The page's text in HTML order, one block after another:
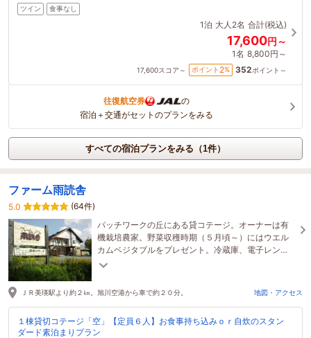
ツイン 食事なし
1泊 大人2名 合計(税込)
17,600円～
1名 8,800円～
17,600スコア～ ポイント 2% 352ポイント～
往復航空券
の
宿泊＋交通がセットのプランをみる
すべての宿泊プランをみる（1件）
ファーム雨読舎
5.0
(64件)
パッチワークの丘にある貸コテージ。オーナーは有
機栽培農家。野菜収穫時期（５月頃～）にはウエル
カムベジタブルをプレゼント。冷蔵庫、電子レン
ジ、調理器具完備。丘巡りの拠点に。冬は満天の星
ＪＲ美瑛駅より約２㎞。旭川空港から車で約２０分。 地図・アクセス
１棟貸切コテージ「空」【定員６人】お食事持ち込みｏｒ自炊のスタン
ダード素泊まりプラン